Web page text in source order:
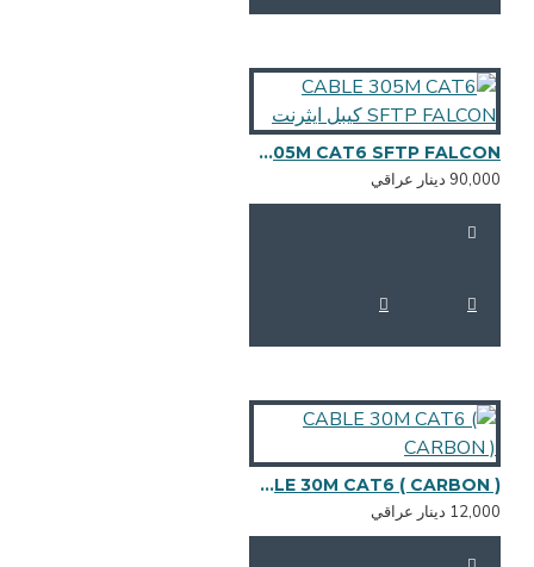
CABLE 305M CAT6 SFTP FALCON كيبل ايثرنت
دينار عراقي
CABLE 30M CAT6 ( CARBON )
دينار عراقي